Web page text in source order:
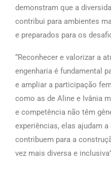
demonstram que a
contribui para ambientes
e preparados para os
“Reconhecer e valorizar a
engenharia é fundamental
e ampliar a participação
como as de Aline e Ivânia
e competência não têm
experiências, elas ajudam
contribuem para a
vez mais diversa e